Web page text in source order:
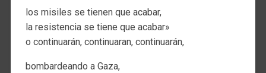
los misiles se tienen que acabar,
la resistencia se tiene que acabar»
o continuarán, continuaran, continuarán,
bombardeando a Gaza,